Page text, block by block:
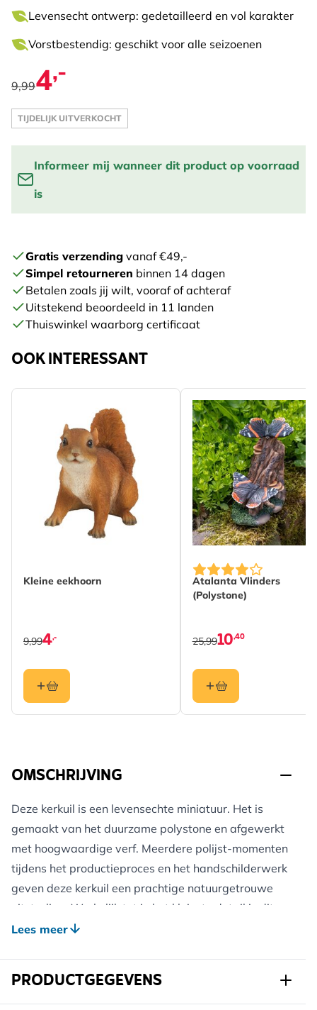
Levensecht ontwerp: gedetailleerd en vol karakter
Vorstbestendig: geschikt voor alle seizoenen
9,994,-
TIJDELIJK UITVERKOCHT
Informeer mij wanneer dit product op voorraad
is
het product weer op voorraad is:
STUUR ME EEN BERICHT
Gratis verzending vanaf €49,-
Simpel retourneren binnen 14 dagen
Betalen zoals jij wilt, vooraf of achteraf
Uitstekend beoordeeld in 11 landen
Thuiswinkel waarborg certificaat
OOK INTERESSANT
Kleine eekhoorn
4,-
9,99
Atalanta Vlinders
(Polystone)
10,40
25,99
OMSCHRIJVING
Deze kerkuil is een levensechte miniatuur. Het is
gemaakt van het duurzame polystone en afgewerkt
met hoogwaardige verf. Meerdere polijst-momenten
tijdens het productieproces en het handschilderwerk
geven deze kerkuil een prachtige natuurgetrouwe
uitstraling. Werkelijk tot in het kleinste detail is dit
beeld met de hand ingeschilderd.
tuin.
Onderhoud:
Lees meer
PRODUCTGEGEVENS